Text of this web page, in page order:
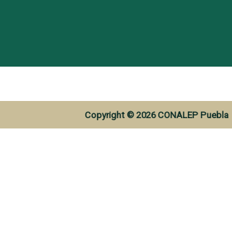
Copyright © 2026 CONALEP Puebla